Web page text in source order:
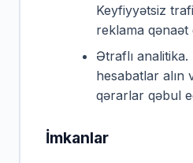
Keyfiyyətsiz
reklama qənaət
Ətraflı analitika.
hesabatlar alın
qərarlar qəbul
İmkanlar